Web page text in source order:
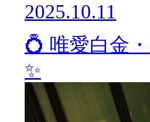
2025.10.11
💍 唯愛白金
✨